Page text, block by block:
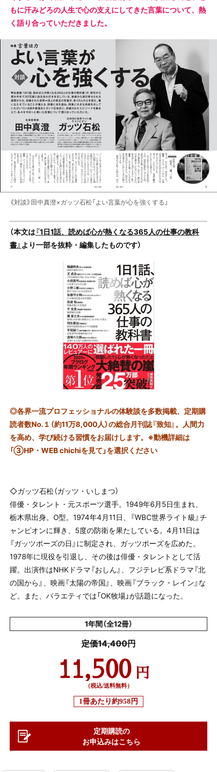
もに汗みどろの人生で心の支えにしてきた言葉について、熱
く語り合っていただきました。
《対談》田中真澄×ガッツ石松「よい言葉が心を強くする」
（本文は『1日1話、読めば心が熱くなる365人の仕事の教科
書』 より一部を抜粋・編集したものです）
◎各界一流プロフェッショナルの体験談を多数掲載、定期購
読者数No.１（約11万8,000人）の総合月刊誌『致知』。人間力
を高め、学び続ける習慣をお届けします。※動機詳細は
「③HP・WEB chichiを見て」を選択ください
◇ガッツ石松（ガッツ・いしまつ）
俳優・タレント・元スポーツ選手。1949年6月5日生まれ、
栃木県出身。O型。1974年4月11日、『WBC世界ライト級』チ
ャンピオンに輝き、5度の防衛を果たしている。4月11日は
『ガッツポーズの日』に制定され、ガッツポーズを広めた。
1978年に現役を引退し、その後は俳優・タレントとして活
躍。出演作はNHKドラマ『おしん』、フジテレビ系ドラマ『北
の国から』、映画『太陽の帝国』、映画『ブラック・レイン』な
ど。また、バラエティでは「OK牧場」が話題になった。
1年間（全12冊）
定価14,400円
11,500 円
（税込/送料無料）
1冊あたり約958円
定期購読の
お申込みはこちら